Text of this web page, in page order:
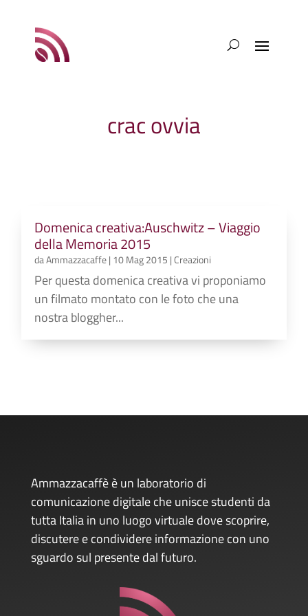
crac ovvia
Domenica creativa:Auschwitz – Viaggio
della Memoria 2015
daAmmazzacaffe| 10 Mag 2015 |Creazioni
Per questa domenica creativa vi proponiamo
un filmato montato con le foto che una
nostra bloggher...
Ammazzacaffè è un laboratorio di
comunicazione digitale che unisce studenti da
tutta Italia in uno luogo virtuale dove scoprire,
discutere e condividere informazione con uno
sguardo sul presente dal futuro.